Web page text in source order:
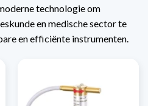
technologie om
en medische sector te
en efficiënte instrumenten.